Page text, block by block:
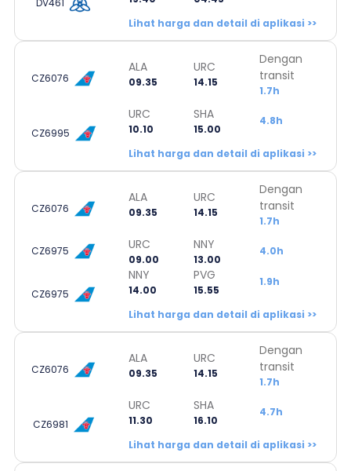
DV461
Lihat harga dan detail di aplikasi >>
CZ6076
ALA
09.35
URC
14.15
Dengan
transit
1.7h
CZ6995
URC
10.10
SHA
15.00
4.8h
Lihat harga dan detail di aplikasi >>
CZ6076
ALA
09.35
URC
14.15
Dengan
transit
1.7h
CZ6975 URC
09.00
NNY
13.00
4.0h
CZ6975
NNY
14.00
PVG
15.55
1.9h
Lihat harga dan detail di aplikasi >>
CZ6076
ALA
09.35
URC
14.15
Dengan
transit
1.7h
CZ6981
URC
11.30
SHA
16.10
4.7h
Lihat harga dan detail di aplikasi >>